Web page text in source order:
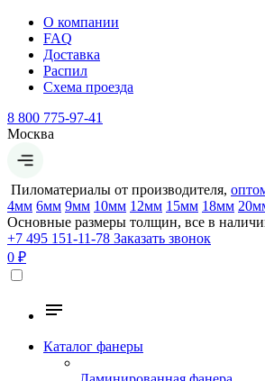
О компании
FAQ
Доставка
Распил
Схема проезда
8 800 775-97-41
Москва
Пиломатериалы от производителя,
4мм 6мм 9мм 10мм 12мм 15мм 18мм
Основные размеры толщин, все в
+7 495 151-11-78 Заказать звонок
0 ₽
Каталог фанеры